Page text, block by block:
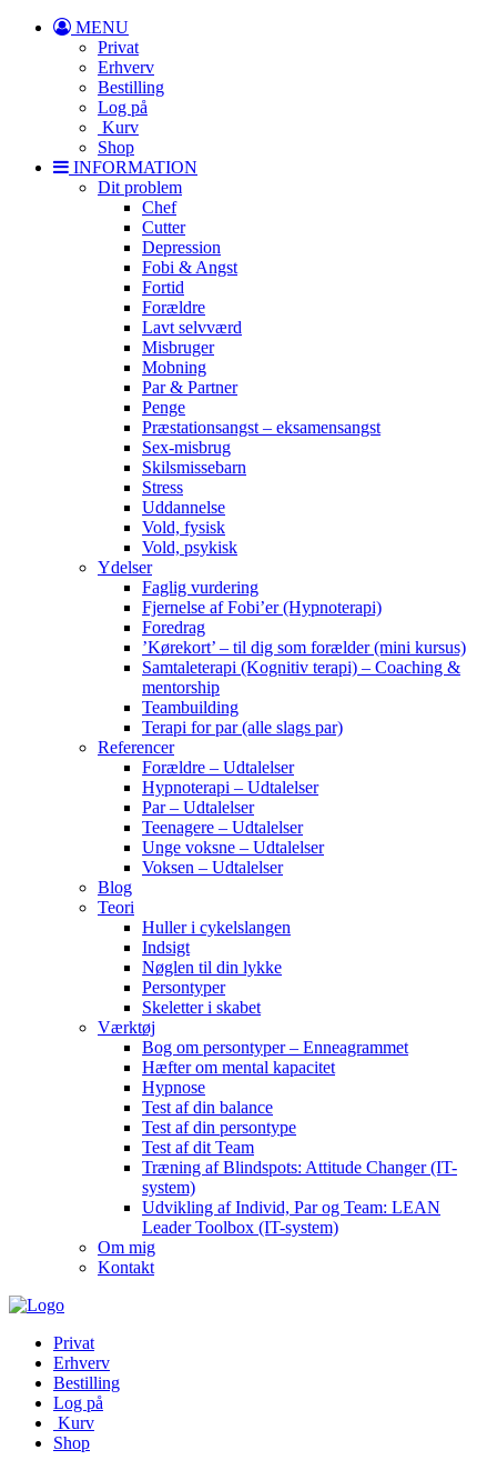
MENU
Privat
Erhverv
Bestilling
Log på
Kurv
Shop
INFORMATION
Dit problem
Chef
Cutter
Depression
Fobi & Angst
Fortid
Forældre
Lavt selvværd
Misbruger
Mobning
Par & Partner
Penge
Præstationsangst – eksamensangst
Sex-misbrug
Skilsmissebarn
Stress
Uddannelse
Vold, fysisk
Vold, psykisk
Ydelser
Faglig vurdering
Fjernelse af Fobi’er (Hypnoterapi)
Foredrag
’Kørekort’ – til dig som forælder (mini kursus)
Samtaleterapi (Kognitiv terapi) – Coaching &
mentorship
Teambuilding
Terapi for par (alle slags par)
Referencer
Forældre – Udtalelser
Hypnoterapi – Udtalelser
Par – Udtalelser
Teenagere – Udtalelser
Unge voksne – Udtalelser
Voksen – Udtalelser
Blog
Teori
Huller i cykelslangen
Indsigt
Nøglen til din lykke
Persontyper
Skeletter i skabet
Værktøj
Bog om persontyper – Enneagrammet
Hæfter om mental kapacitet
Hypnose
Test af din balance
Test af din persontype
Test af dit Team
Træning af Blindspots: Attitude Changer (IT-
system)
Udvikling af Individ, Par og Team: LEAN
Leader Toolbox (IT-system)
Om mig
Kontakt
Privat
Erhverv
Bestilling
Log på
Kurv
Shop